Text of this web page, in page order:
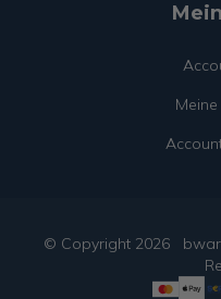
© Copyright 2026